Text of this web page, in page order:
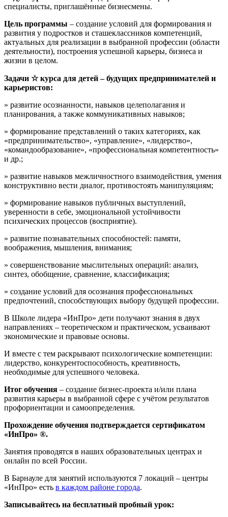
специалисты, приглашённые бизнесмены.
Цель программы – создание условий для формирования и
развития у подростков и сташеклассников компетенций,
актуальных для реализации в выбранной профессии (области
деятельности), построения успешной карьеры, бизнеса и
жизни в целом.
Задачи ☆ курса для детей –будущих предпринимателей и
карьеристов:
» развитие осознанности, навыков целеполагания и
планирования, а также коммуникативных навыков;
» формирование представлений о таких категориях, как
«предпринимательство», «управление», «лидерство»,
«командообразование», «профессиональная компетентность»
и др.;
» развитие навыков межличностного взаимодействия, умения
конструктивно вести диалог, противостоять манипуляциям;
» формирование навыков публичных выступлений,
уверенности в себе, эмоциональной устойчивости
психических процессов (восприятие).
» развитие познавательных способностей: памяти,
воображения, мышления, внимания;
» совершенствование мыслительных операций: анализ,
синтез, обобщение, сравнение, классификация;
» создание условий для осознания профессиональных
предпочтений, способствующих выбору будущей профессии.
В Школе лидера «ИнПро» дети получают знания в двух
направлениях – теоретическом и практическом, усваивают
экономические и правовые основы.
И вместе с тем раскрывают психологические компетенции:
лидерство, конкурентоспособность, креативность,
необходимые для успешного человека.
Итог обучения – создание бизнес-проекта и/или плана
развития карьеры в выбранной сфере с учётом результатов
профориентации и самоопределения.
Прохождение обучения подтверждается сертификатом
«ИнПро» ®.
Занятия проводятся в наших образовательных центрах и
онлайн по всей России.
В Барнауле для занятий используются 7 локаций – центры
«ИнПро» есть в каждом районе города.
Записывайтесь на бесплатный пробный урок: